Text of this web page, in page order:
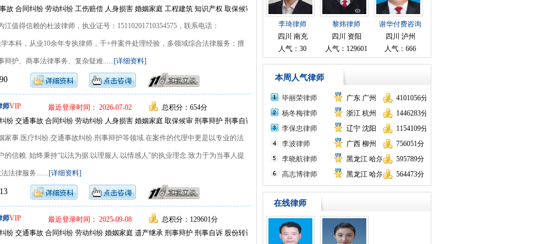
故 合同纠纷 劳动纠纷 工伤赔偿 人身损害 婚姻家庭 工程建筑 知识产权 取保候审 刑事辩护
江值得信赖的杜波律师，执业证号：15110201710354575，联系电话：
学本科，从业10余年专执律师，千+件案件处理经验，多领域综合法律服务；擅
辩护、商事法律事务、复杂疑难......[详细资料]
师VIP 最近登录时间： 2026-07-02
总积分：654分
纷 交通事故 合同纠纷 劳动纠纷 人身损害 婚姻家庭 取保候审 刑事辩护 刑事自诉 常年顾问
家事.医疗纠纷.交通事故纠纷.刑事辩护等领域.在案件的代理中更是以专业的法
的信赖. 始终秉持“以法为据.以理服人.以情感人”的执业理念.致力于为当事人提
法律服务.......[详细资料]
师VIP 最近登录时间： 2025-09-08
总积分：129601分
纷 交通事故 合同纠纷 劳动纠纷 婚姻家庭 遗产继承 刑事辩护 刑事自诉 股份转让 常年顾问
李琦律师
四川 南充
人气：30
黎炜律师
四川 资阳
人气：129601
谢华付费咨询
律师
四川 泸州
人气：666
本周人气律师
毕丽荣律师 广东 广州
4101056分
杨冬梅律师
浙江 杭州
1446283分
李保忠律师
辽宁 沈阳
1154109分
李波律师
广西 柳州
756051分
李晓航律师
黑龙江 哈尔滨
595789分
高志博律师
黑龙江 哈尔滨 564473分
在线律师